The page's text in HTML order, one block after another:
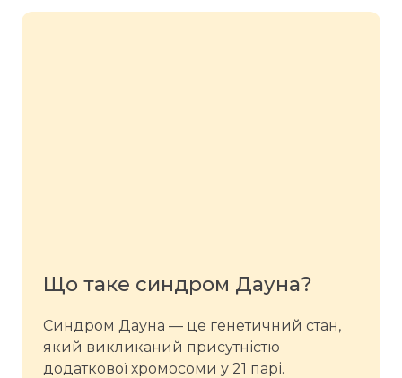
Що таке синдром Дауна?
Синдром Дауна — це генетичний стан,
який викликаний присутністю
додаткової хромосоми у 21 парі.